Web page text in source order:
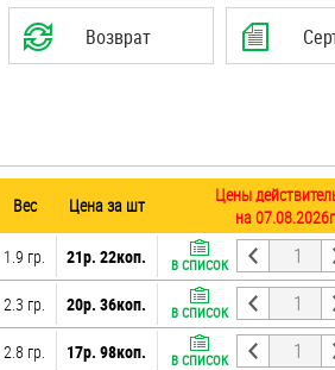
Возврат
Вес Цена за шт
Цены
на
1.9 гр. 21р. 22коп. В СПИСОК
2.3 гр. 20р. 36коп. В СПИСОК
2.8 гр. 17р. 98коп. В СПИСОК